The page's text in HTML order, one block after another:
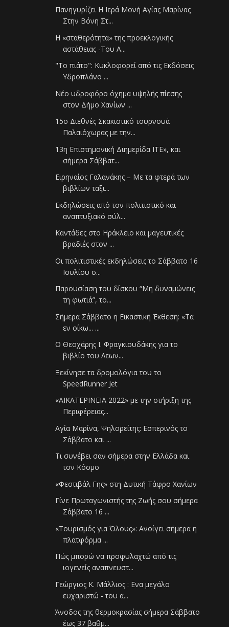
Πανηγυρίζει Η Ιερά Μονή Αγίας Μαρίνας
Στην Βόνη Στ...
Η «σταθερότητα» της προεκλογικής
αστάθειας -Του Α...
"Το πιάτο": Κυκλοφορεί από τις Εκδόσεις
Υδροπλάνο ...
Νέο υδροφόρο όχημα υψηλής πίεσης
στον Δήμο Χανίων ...
15ο Διεθνές Σκακιστικό τουρνουά
Παλαιόχωρας με την...
13η Επιστημονική Διημερίδα ΙΤΕ», και
σήμερα Σάββατ...
Ειρηναίος Γαλανάκης – Με τα φτερά των
βιβλίων ταξι...
Εκδηλώσεις από τον πολιτιστικό και
αναπτυξιακό σύλ...
Καντάδες στο Ηράκλειο και μαγευτικές
βραδιές στον ...
Οι πολιτιστικές εκδηλώσεις το Σάββατο 16
Ιουλίου σ...
Παρουσίαση του δίσκου “Μη δυναμώνεις
τη φωτιά”, το...
Σήμερα Σάββατο η Εικαστική Έκθεση: «Τα
εν οίκω... ...
Ο Θεοχάρης Ι. Φραγκιουδάκης για το
βιβλίο του Λεων...
Ξεκίνησε τα δρομολόγια του το
SpeedRunner Jet
«ΑΙΚΑΤΕΡΙΝΕΙΑ 2022» με την στήριξη της
Περιφέρειας...
Αγία Μαρίνα, Ψηλορείτης: Εσπερινός το
Σάββατο και ...
Τι συνέβει σαν σήμερα στην Ελλάδα και
τον Κόσμο
«Φεστιβάλ Γης» στη Δυτική Τάφρο Χανίων
Γίνε Πρωταγωνιστής της Ζωής σου σήμερα
Σάββατο 16 ...
«Τουρισμός για Όλους»: Ανοίγει σήμερα η
πλατφόρμα ...
Πώς μπορώ να προφυλαχτώ από τις
ιογενείς αναπνευστ...
Γεώργιος Κ. Μάλλιος : Ενα μεγάλο
ευχαριστώ - του α...
Άνοδος της θερμοκρασίας σήμερα Σάββατο
έως 37 βαθμ...